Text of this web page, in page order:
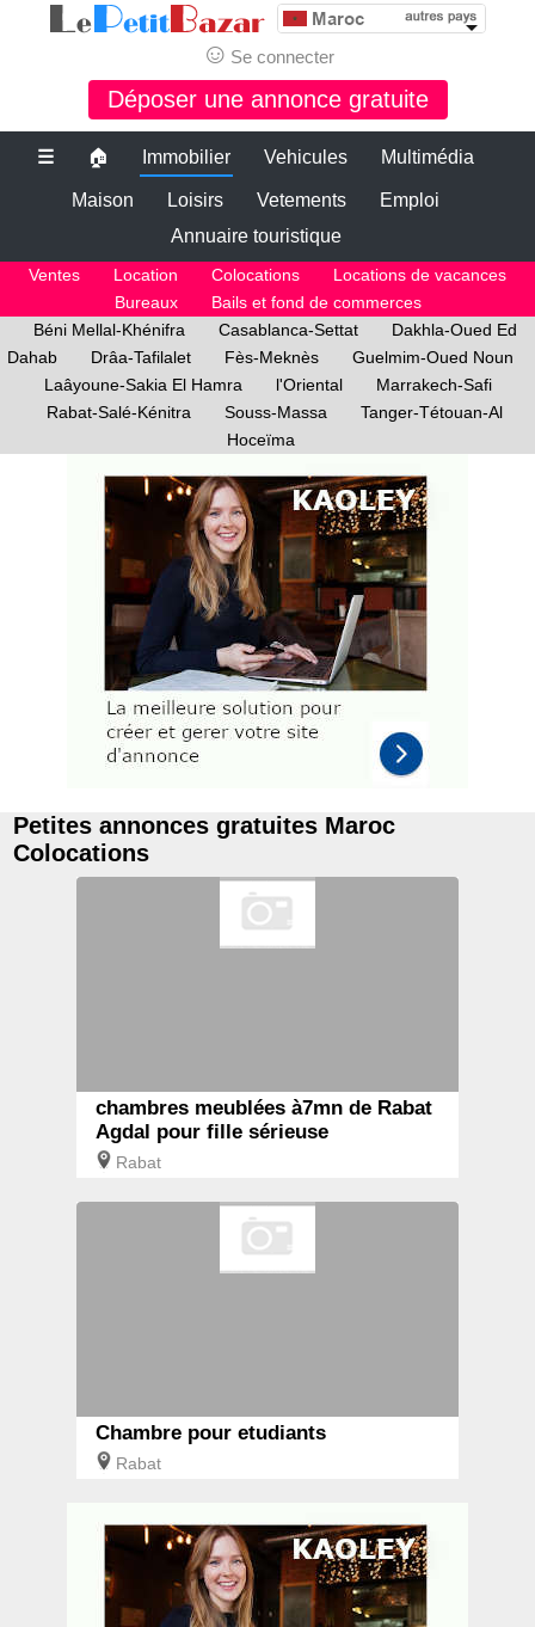
☺ Se connecter
Déposer une annonce gratuite
☰ 🏠 Immobilier Vehicules Multimédia
Maison Loisirs Vetements
Emploi
Annuaire touristique
Ventes Location Colocations
Locations de vacances
Bureaux
Bails et fond de commerces
Béni Mellal-Khénifra
Casablanca-Settat
Dakhla-Oued Ed
Dahab
Drâa-Tafilalet Fès-Meknès
Guelmim-Oued Noun
Laâyoune-Sakia El Hamra
l'Oriental
Marrakech-Safi
Rabat-Salé-Kénitra
Souss-Massa
Tanger-Tétouan-Al
Hoceïma
Petites annonces gratuites Maroc
Colocations
chambres meublées à7mn de Rabat
Agdal pour fille sérieuse
Rabat
Chambre pour etudiants
Rabat